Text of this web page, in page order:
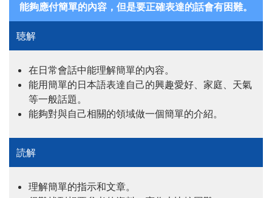
能夠應付簡單的內容，但是要正確表達的話會有困難。
在日常會話中能理解簡單的內容。
能用簡單的日本語表達自己的興趣愛好、家庭、天氣
等一般話題。
能夠對與自己相關的領域做一個簡單的介紹。
理解簡單的指示和文章。